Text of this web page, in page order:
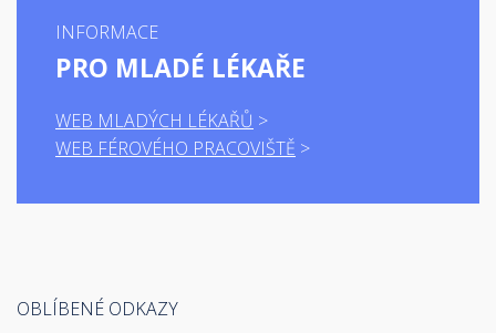
INFORMACE
PRO MLADÉ LÉKAŘE
WEB MLADÝCH LÉKAŘŮ
WEB FÉROVÉHO PRACOVIŠTĚ
OBLÍBENÉ ODKAZY